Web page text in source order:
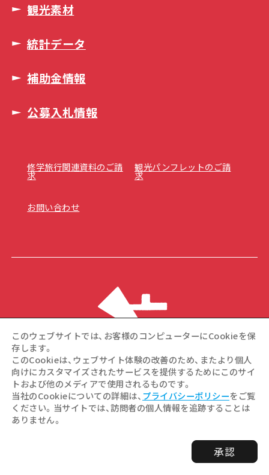
観光素材
統計データ
補助金情報
公募入札情報
修学旅行関連資料のご請
求
観光パンフレットのご請
求
お問い合わせ
©Hiroshima Tourism Association / Hiroshima Prefecture /
Hiroshima City .All rights reserved
このウェブサイトでは、お客様のコンピューターにCookieを保
存します。
このCookieは、ウェブサイト体験の改善のため、またより個人
向けにカスタマイズされたサービスを提供するためにこのサイ
トおよび他のメディアで使用されるものです。
当社のCookieについての詳細は、 プライバシーポリシーをご覧
ください。当サイトでは、訪問者の個人情報を追跡することは
ありません。
承認